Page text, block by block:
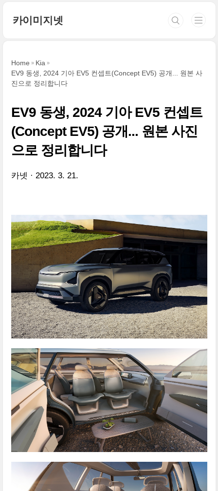
카이미지넷
Home
Kia
EV9 동생, 2024 기아 EV5 컨셉트(Concept EV5) 공개... 원본 사
진으로 정리합니다
EV9 동생, 2024 기아 EV5 컨셉트
(Concept EV5) 공개... 원본 사진
으로 정리합니다
카넷 2023. 3. 21.